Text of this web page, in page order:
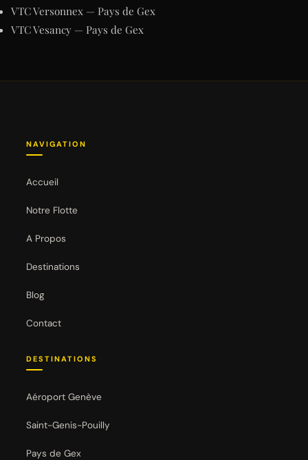
VTC Versonnex — Pays de Gex
VTC Vesancy — Pays de Gex
NAVIGATION
Accueil
Notre Flotte
A Propos
Destinations
Blog
Contact
DESTINATIONS
Aéroport Genève
Saint-Genis-Pouilly
Pays de Gex